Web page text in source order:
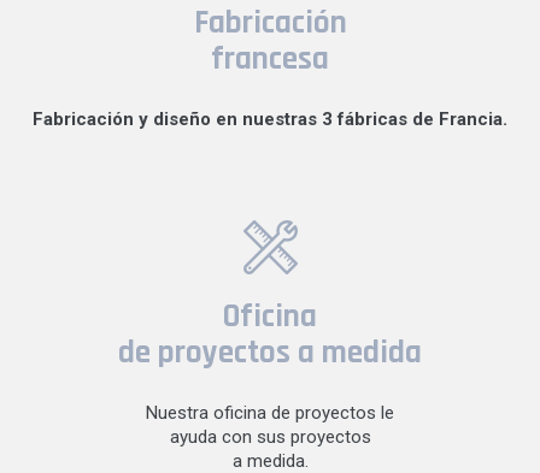
Fabricación
francesa
Fabricación y diseño en nuestras 3 fábricas de Francia.
Oficina
de proyectos a medida
Nuestra oficina de proyectos le
ayuda con sus proyectos
a medida.